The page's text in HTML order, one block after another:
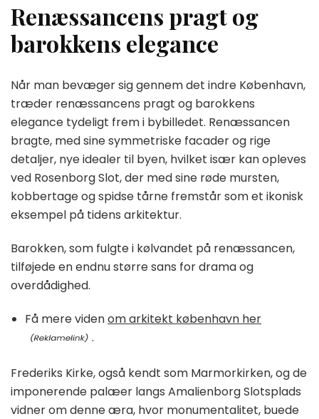
Renæssancens pragt og
barokkens elegance
Når man bevæger sig gennem det indre København,
træder renæssancens pragt og barokkens
elegance tydeligt frem i bybilledet. Renæssancen
bragte, med sine symmetriske facader og rige
detaljer, nye idealer til byen, hvilket især kan opleves
ved Rosenborg Slot, der med sine røde mursten,
kobbertage og spidse tårne fremstår som et ikonisk
eksempel på tidens arkitektur.
Barokken, som fulgte i kølvandet på renæssancen,
tilføjede en endnu større sans for drama og
overdådighed.
Få mere videnom arkitekt københavn her
.
Frederiks Kirke, også kendt som Marmorkirken, og de
imponerende palæer langs Amalienborg Slotsplads
vidner om denne æra, hvor monumentalitet, buede